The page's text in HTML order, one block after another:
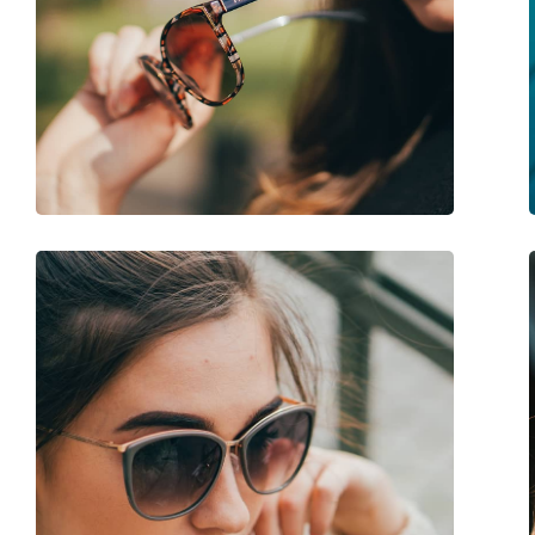
Longueur des branches:
130 mm
Largeur du pont:
Poids:
Plaquettes de nez ajustables:
Accessoires
Étui:
Oui
Tissu de nettoyage:
Oui
Autres
Sexe:
Pour femmes
Catégorie:
Lunettes de soleil
Marque:
Prada
Utilisation:
Mode
0PR 65VS ZVN3D0